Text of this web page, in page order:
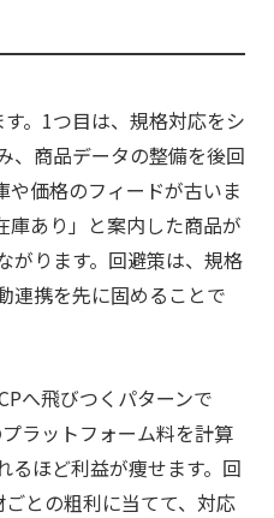
。1つ目は、規格対応をシ
、商品データの整備を後回
や価格のフィードが古いま
庫あり」と案内した商品が
がります。回避策は、規格
連携を先に固めることで
へ飛びつくパターンで
ラットフォーム料を計算
るほど利益が痩せます。回
との粗利に当てて、対応